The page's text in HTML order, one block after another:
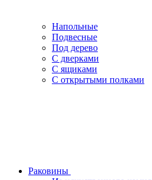
Напольные
Подвесные
Под дерево
С дверками
С ящиками
С открытыми полками
Раковины